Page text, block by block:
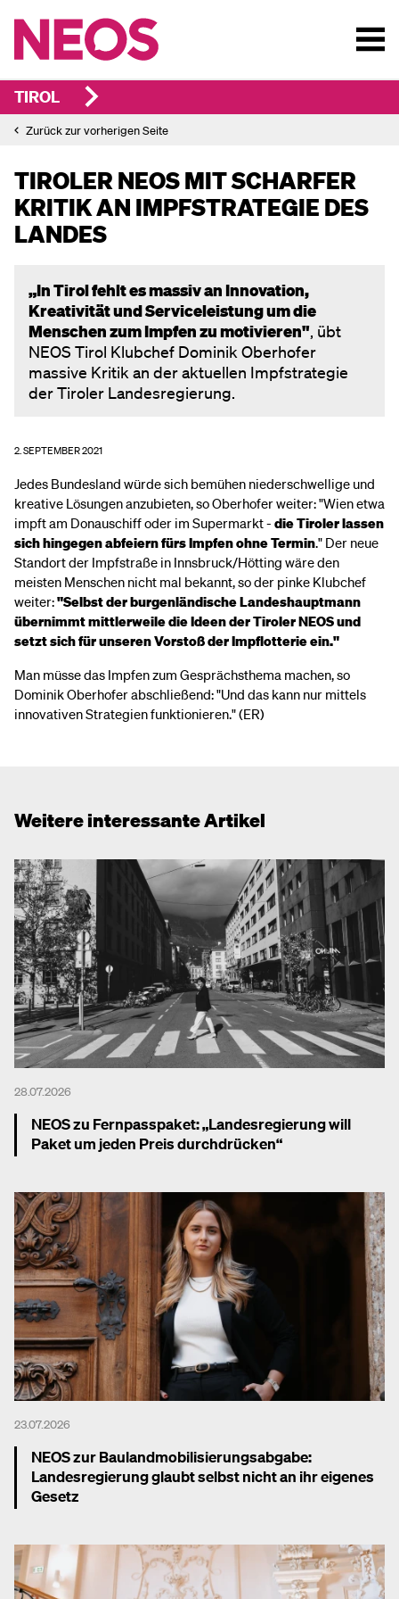
TIROL
Zurück zur vorherigen Seite
TIROLER NEOS MIT SCHARFER
KRITIK AN IMPFSTRATEGIE DES
LANDES
„In Tirol fehlt es massiv an Innovation,
Kreativität und Serviceleistung um die
Menschen zum Impfen zu motivieren", übt
NEOS Tirol Klubchef Dominik Oberhofer
massive Kritik an der aktuellen Impfstrategie
der Tiroler Landesregierung.
2. SEPTEMBER 2021
Jedes Bundesland würde sich bemühen niederschwellige und
kreative Lösungen anzubieten, so Oberhofer weiter: "Wien etwa
impft am Donauschiff oder im Supermarkt - die Tiroler lassen
sich hingegen abfeiern fürs Impfen ohne Termin." Der neue
Standort der Impfstraße in Innsbruck/Hötting wäre den
meisten Menschen nicht mal bekannt, so der pinke Klubchef
weiter:"Selbst der burgenländische Landeshauptmann
übernimmt mittlerweile die Ideen der Tiroler NEOS und
setzt sich für unseren Vorstoß der Impflotterie ein."
Man müsse das Impfen zum Gesprächsthema machen, so
Dominik Oberhofer abschließend: "Und das kann nur mittels
innovativen Strategien funktionieren." (ER)
Weitere interessante Artikel
28.07.2026
NEOS zu Fernpasspaket: „Landesregierung will
Paket um jeden Preis durchdrücken“
23.07.2026
NEOS zur Baulandmobilisierungsabgabe:
Landesregierung glaubt selbst nicht an ihr eigenes
Gesetz